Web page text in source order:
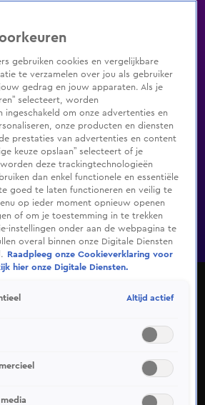
programma's Zenders Genres
TV inlogShop
Programma's De Bondgenoten
Shop
3
Make it Your Game uit seizoen 1
uitgezonden op 28 januari, 16:07 uur
Game is een Lifestyle programma en
gebruiken cookies en vergelijkbare
te verzamelen over jou als gebruiker
gedrag en jouw apparaten. Als je
selecteert, worden
ingeschakeld om onze advertenties en
onze producten en diensten
prestaties van advertenties en content
keuze opslaan” selecteert of je
deze trackingtechnologieën
dan enkel functionele en essentiële
goed te laten functioneren en veilig te
op ieder moment opnieuw openen
of om je toestemming in te trekken
instellingen onder aan de webpagina te
overal binnen onze Digitale Diensten
Raadpleeg onze Cookieverklaring voor
hier onze Digitale Diensten.
Altijd actief